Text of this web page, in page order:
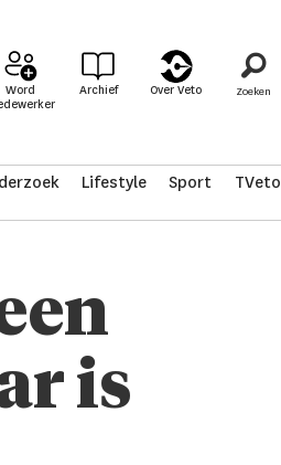
Word
Archief Over Veto
Lifestyle Sport TVeto
is